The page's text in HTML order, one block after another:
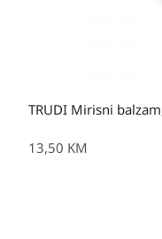
TRUDI Mirisni
13,50 KM